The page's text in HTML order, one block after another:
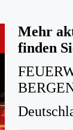
Mehr
finden